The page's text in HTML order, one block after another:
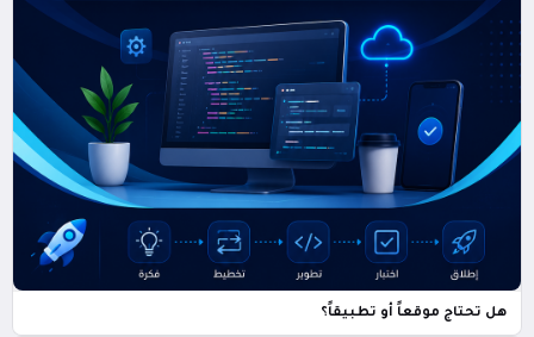
هل تحتاج موقعاً أو تطبيقاً؟